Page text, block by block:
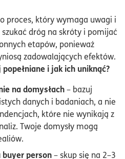
proces, który wymaga uwagi i
dróg na skróty i pomijać
etapów, ponieważ
zadowalających efektów.
i jak ich uniknąć?
na domysłach– bazuj
danych i badaniach, a nie
które nie wynikają z
Twoje domysły mogą
person– skup się na 2–3